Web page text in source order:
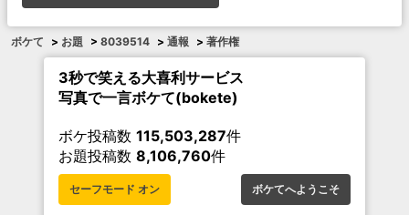
ボケて > お題 > 8039514 > 通報 > 著作権
3秒で笑える大喜利サービス
写真で一言ボケて(bokete)
ボケ投稿数 115,503,287件
お題投稿数 8,106,760件
セーフモード オン ボケてへようこそ